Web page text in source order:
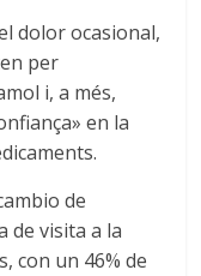
dolor ocasional,
per
i, a més,
en la
de
de visita a la
con un 46% de